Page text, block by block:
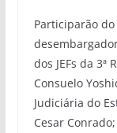
Participarão
dos JEFs da
Consuelo
Judiciária do
Cesar